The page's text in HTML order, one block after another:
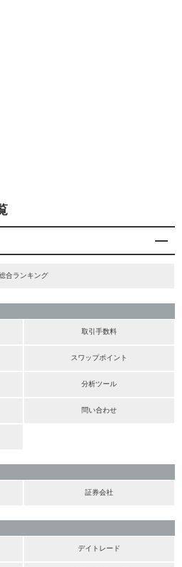
合ランキング
取引手数料
スワップポイント
分析ツール
問い合わせ
証券会社
デイトレード